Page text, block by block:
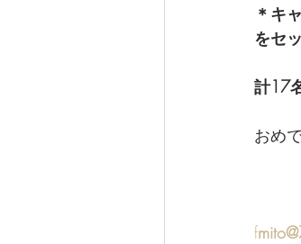
＊キ
をセ
計17
おめ
f